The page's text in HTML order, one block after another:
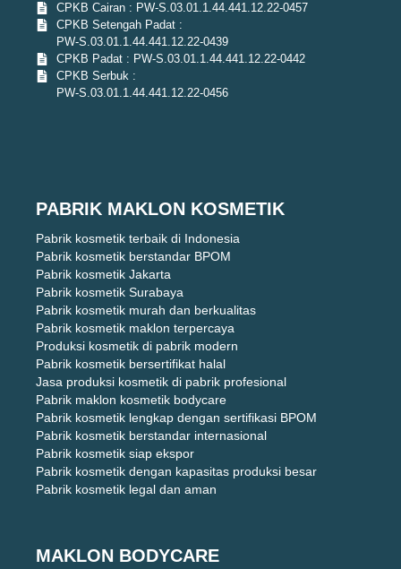
CPKB Cairan : PW-S.03.01.1.44.441.12.22-0457
CPKB Setengah Padat :
PW-S.03.01.1.44.441.12.22-0439
CPKB Padat : PW-S.03.01.1.44.441.12.22-0442
CPKB Serbuk :
PW-S.03.01.1.44.441.12.22-0456
PABRIK MAKLON KOSMETIK
Pabrik kosmetik terbaik di Indonesia
Pabrik kosmetik berstandar BPOM
Pabrik kosmetik Jakarta
Pabrik kosmetik Surabaya
Pabrik kosmetik murah dan berkualitas
Pabrik kosmetik maklon terpercaya
Produksi kosmetik di pabrik modern
Pabrik kosmetik bersertifikat halal
Jasa produksi kosmetik di pabrik profesional
Pabrik maklon kosmetik bodycare
Pabrik kosmetik lengkap dengan sertifikasi BPOM
Pabrik kosmetik berstandar internasional
Pabrik kosmetik siap ekspor
Pabrik kosmetik dengan kapasitas produksi besar
Pabrik kosmetik legal dan aman
MAKLON BODYCARE